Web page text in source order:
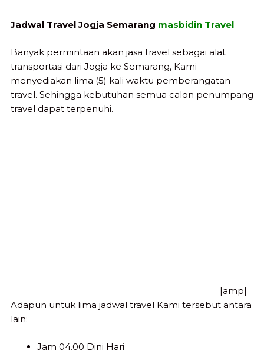
Jadwal Travel Jogja Semarang masbidin Travel
Banyak permintaan akan jasa travel sebagai alat
transportasi dari Jogja ke Semarang, Kami
menyediakan lima (5) kali waktu pemberangatan
travel. Sehingga kebutuhan semua calon penumpang
travel dapat terpenuhi.
|amp|
Adapun untuk lima jadwal travel Kami tersebut antara
lain:
Jam 04.00 Dini Hari